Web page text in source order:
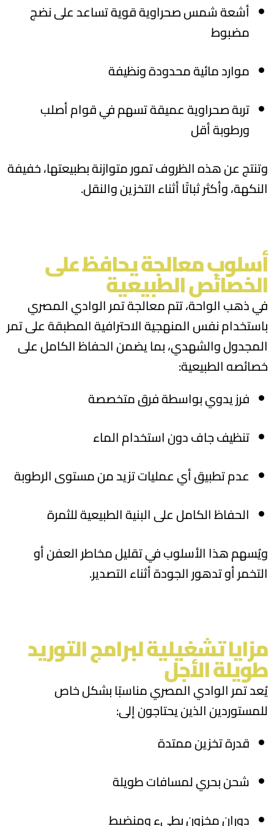
أشعة شمس صحراوية قوية تساعد على نضج
مضبوط
موارد مائية محدودة ونظيفة
تربة صحراوية عميقة تسهم في قوام أصلب
ورطوبة أقل
وتنتج عن هذه الظروف تمور متوازنة بطبيعتها، خفيفة
النكهة، وأكثر ثباتًا أثناء التخزين والنقل.
أسلوب معالجة يحافظ على
الخصائص الطبيعية
في ذهب الواحة، تتم معالجة تمر الوادي المصري
باستخدام نفس المنهجية الاحترافية المطبقة على تمر
المجدول والشهدي، بما يضمن الحفاظ الكامل على
خصائصه الطبيعية:
فرز يدوي بواسطة فرق متخصصة
تنظيف جاف دون استخدام الماء
عدم تطبيق أي عمليات تزيد من مستوى الرطوبة
الحفاظ الكامل على البنية الطبيعية للثمرة
ويُسهم هذا الأسلوب في تقليل مخاطر العفن أو
التخمر أو تدهور الجودة أثناء التصدير.
مزايا تشغيلية لبرامج التوريد
طويلة الأجل
يُعد تمر الوادي المصري مناسبًا بشكل خاص
للمستوردين الذين يحتاجون إلى:
قدرة تخزين ممتدة
شحن بحري لمسافات طويلة
دوران مخزون بطيء ومنضبط